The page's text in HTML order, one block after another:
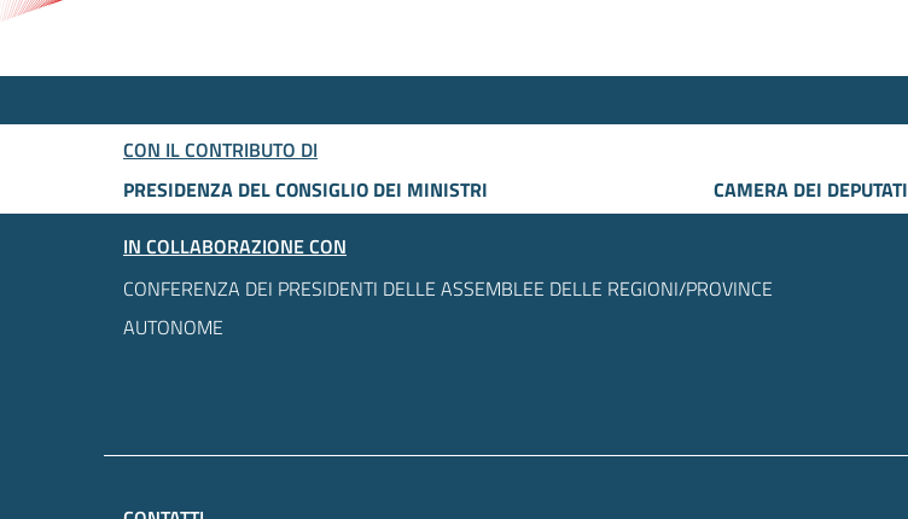
CON IL CONTRIBUTO DI
PRESIDENZA DEL CONSIGLIO DEI MINISTRI
CAMERA DEI DEPUTATI
IN COLLABORAZIONE CON
CONFERENZA DEI PRESIDENTI DELLE ASSEMBLEE DELLE REGIONI/PROVINCE
AUTONOME